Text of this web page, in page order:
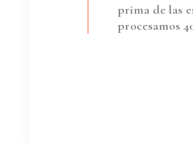
prima de las
procesamos